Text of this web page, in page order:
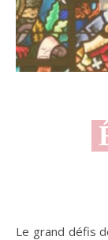
Le grand défis